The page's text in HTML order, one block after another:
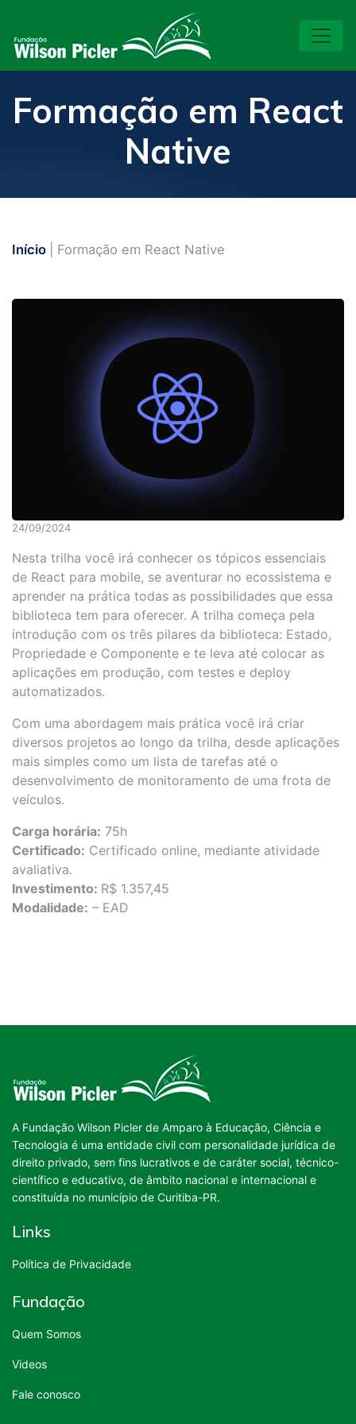
Formação em React
Native
Início | Formação em React Native
24/09/2024
Nesta trilha você irá conhecer os tópicos essenciais
de React para mobile, se aventurar no ecossistema e
aprender na prática todas as possibilidades que essa
biblioteca tem para oferecer. A trilha começa pela
introdução com os três pilares da biblioteca: Estado,
Propriedade e Componente e te leva até colocar as
aplicações em produção, com testes e deploy
automatizados.
Com uma abordagem mais prática você irá criar
diversos projetos ao longo da trilha, desde aplicações
mais simples como um lista de tarefas até o
desenvolvimento de monitoramento de uma frota de
veículos.
Carga horária: 75h
Certificado: Certificado online, mediante atividade
avaliativa.
Investimento: R$ 1.357,45
Modalidade: – EAD
A Fundação Wilson Picler de Amparo à Educação, Ciência e
Tecnologia é uma entidade civil com personalidade jurídica de
direito privado, sem fins lucrativos e de caráter social, técnico-
científico e educativo, de âmbito nacional e internacional e
constituída no município de Curitiba-PR.
Links
Política de Privacidade
Fundação
Quem Somos
Videos
Fale conosco